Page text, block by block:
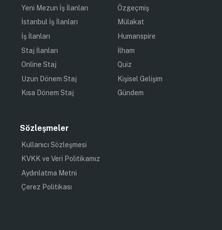
Yeni Mezun İş İlanları
İstanbul İş İlanları
İş İlanları
Staj İlanları
Online Staj
Uzun Dönem Staj
Kısa Dönem Staj
Özgeçmiş
Mülakat
Humanspire
İlham
Quiz
Kişisel Gelişim
Gündem
Sözleşmeler
Kullanıcı Sözleşmesi
KVKK ve Veri Politikamız
Aydınlatma Metni
Çerez Politikası